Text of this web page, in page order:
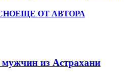
ЕЩЕ ОТ АВТОРА
мужчин из Астрахани